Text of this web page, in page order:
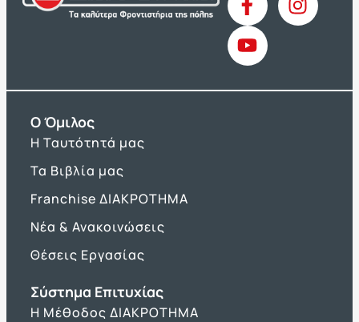
O Όμιλος
Η Ταυτότητά μας
Τα Βιβλία μας
Franchise ΔΙΑΚΡΟΤΗΜΑ
Νέα & Ανακοινώσεις
Θέσεις Εργασίας
Σύστημα Επιτυχίας
Η Μέθοδος ΔΙΑΚΡΟΤΗΜΑ